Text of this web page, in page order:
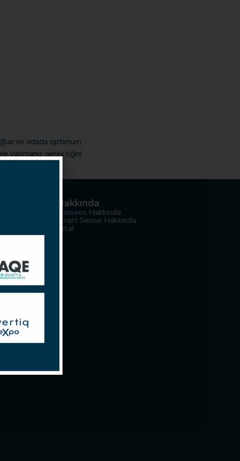
ve odada optimum
yapmanız gerektiğini
Hakkında
Sensees Hakkında
Smart Sense Hakkında
Yasal